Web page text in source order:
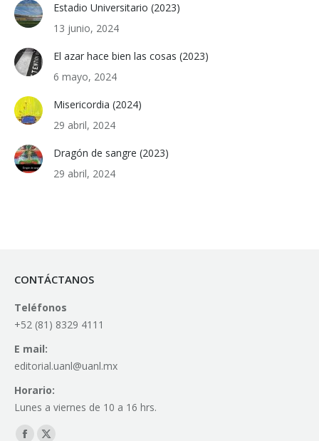
Estadio Universitario (2023)
13 junio, 2024
El azar hace bien las cosas (2023)
6 mayo, 2024
Misericordia (2024)
29 abril, 2024
Dragón de sangre (2023)
29 abril, 2024
CONTÁCTANOS
Teléfonos
+52 (81) 8329 4111
E mail:
editorial.uanl@uanl.mx
Horario:
Lunes a viernes de 10 a 16 hrs.
Find us on: